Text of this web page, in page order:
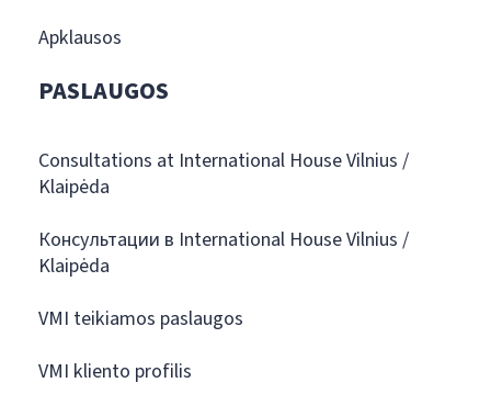
Apklausos
PASLAUGOS
Consultations at International House Vilnius /
Klaipėda
Консультации в International House Vilnius /
Klaipėda
VMI teikiamos paslaugos
VMI kliento profilis